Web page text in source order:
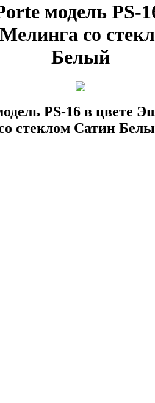
модель PS-
со
Белый
PS-16 в цвете
стеклом Сатин